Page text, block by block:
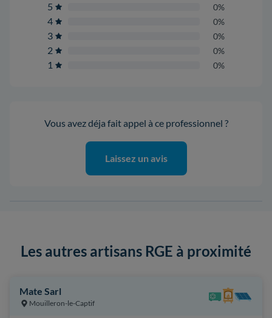
5 0%
4 0%
3 0%
2 0%
1 0%
Vous avez déja fait appel à ce professionnel ?
Laissez un avis
Les autres artisans RGE à proximité
Mate Sarl
Mouilleron-le-Captif